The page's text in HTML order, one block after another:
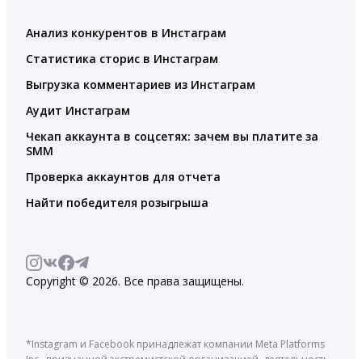
Анализ конкурентов в Инстаграм
Статистика сторис в Инстаграм
Выгрузка комментариев из Инстаграм
Аудит Инстаграм
Чекап аккаунта в соцсетях: зачем вы платите за
SMM
Проверка аккаунтов для отчета
Найти победителя розыгрыша
Copyright © 2026. Все права защищены.
*Instagram и Facebook принадлежат компании Meta Platforms